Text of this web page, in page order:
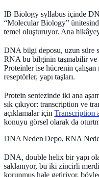
IB Biology syllabus içinde
“Molecular Biology”
temel oluşturuyor. Ana
DNA bilgi deposu, uzun süre
RNA bu bilginin taşınabilir ve
Proteinlerise hücrenin çalışan
reseptörler, yapı taşları.
Protein sentezinde iki ana
sık çıkıyor: transcription ve
açıklamalar için Transcription
konuyu görsel olarak da
DNA Neden Depo, RNA
DNA, double helix bir yapı
saklanıyor, bu iki zincirli
korunmuş hale getiriyor,